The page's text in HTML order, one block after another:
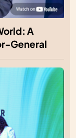
A
General